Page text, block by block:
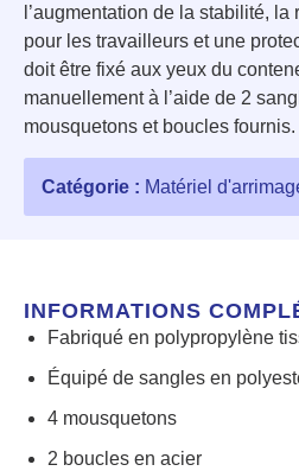
l’augmentation de la stabilité,
pour les travailleurs et une
doit être fixé aux yeux du
manuellement à l’aide de 2
mousquetons et boucles fournis.
Catégorie : Matériel
INFORMATIONS
Fabriqué en polypropylène
Équipé de sangles en
4 mousquetons
2 boucles en acier